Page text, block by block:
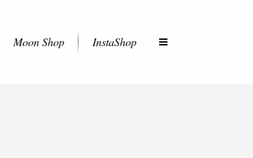
Moon Shop InstaShop